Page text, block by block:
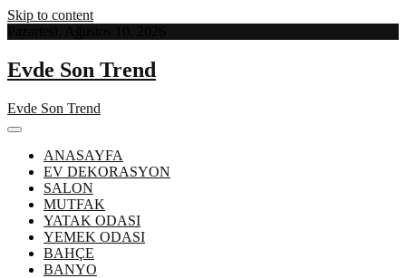
Skip to content
Evde Son Trend
Evde Son Trend
ANASAYFA
EV DEKORASYON
SALON
MUTFAK
YATAK ODASI
YEMEK ODASI
BAHÇE
BANYO